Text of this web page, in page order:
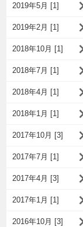
2019年5月 [1]
2019年2月 [1]
2018年10月 [1]
2018年7月 [1]
2018年4月 [1]
2018年1月 [1]
2017年10月 [3]
2017年7月 [1]
2017年4月 [3]
2017年1月 [1]
2016年10月 [3]